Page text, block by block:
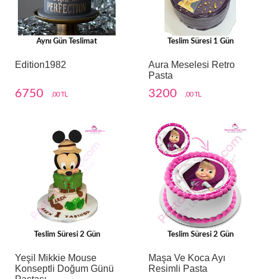
Aynı Gün Teslimat
Edition1982
6750 ,00 TL
Teslim Süresi 1 Gün
Aura Meselesi Retro
Pasta
3200 ,00 TL
Teslim Süresi 2 Gün
Yeşil Mikkie Mouse
Konseptli Doğum Günü
Teslim Süresi 2 Gün
Maşa Ve Koca Ayı
Resimli Pasta